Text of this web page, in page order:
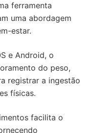
ferramenta
uma abordagem
estar.
e Android, o
do peso,
registrar a ingestão
físicas.
facilita o